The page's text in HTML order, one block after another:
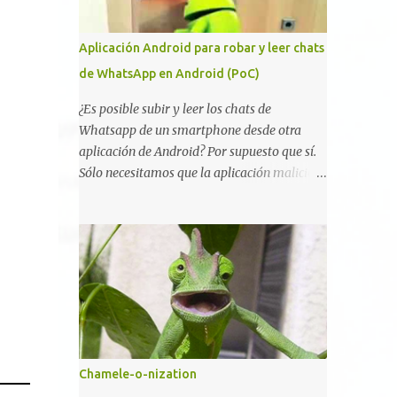
vulnerabilidad bautizada como Certighost
(CVE-2026-54121) , una elevación de
privilegios que afecta a Microsoft Active
Directory Certificate Services y que, según
Microsoft, permite que un usuario
autenticado eleve privilegios a través de la
red debido a un problema de autorización.
La vulnerabilidad ha recibido una
Certighost no es únicamente la
vulnerabilidad, sino el objetivo final.
Mientras muchos ataques contra AD CS
buscan obtener un certificado válido para ...
Aplicación Android para robar y leer chats
de WhatsApp en Android (PoC)
¿Es posible subir y leer los chats de
Whatsapp de un smartphone desde otra
aplicación de Android? Por supuesto que sí.
Sólo necesitamos que la aplicación maliciosa
(android.permission.READ_EXTERNAL_STO
RAGE). Hace unos meses se publicó en
algunos foros una guía paso a paso para
montar nuestro propio Whatsapp Stealer y
ahora Bas Bosschert ha publicado una PoC
con unas pocas modificaciones. Para
empezar con la prueba de concepto ( y ojo
Chamele-o-nization